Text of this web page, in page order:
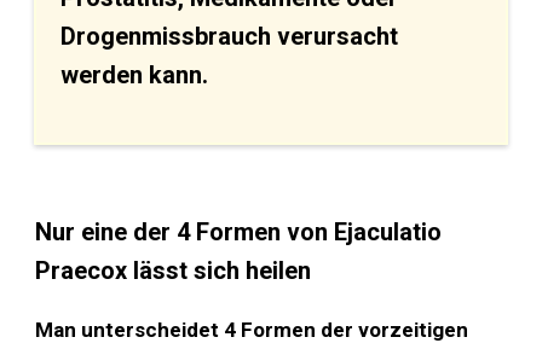
Drogenmissbrauch verursacht
werden kann.
Nur eine der 4 Formen von Ejaculatio
Praecox lässt sich heilen
Man unterscheidet 4 Formen der vorzeitigen